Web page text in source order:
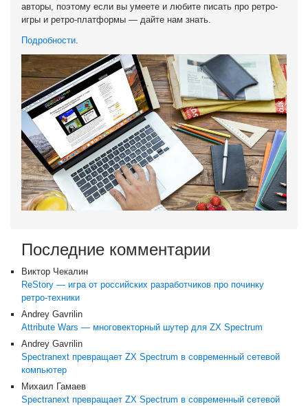
авторы, поэтому если вы умеете и любите писать про ретро-
игры и ретро-платформы — дайте нам знать.
Подробности
Последние комментарии
Виктор Чекалин
ReStory — игра от российских разработчиков про починку
ретро-техники
Andrey Gavrilin
Attribute Wars — многовекторный шутер для ZX Spectrum
Andrey Gavrilin
Spectranext превращает ZX Spectrum в современный сетевой
компьютер
Михаил Гамаев
Spectranext превращает ZX Spectrum в современный сетевой